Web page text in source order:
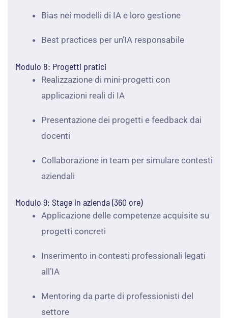
Bias nei modelli di IA e loro gestione
Best practices per un’IA responsabile
Modulo 8: Progetti pratici
Realizzazione di mini-progetti con
applicazioni reali di IA
Presentazione dei progetti e feedback dai
docenti
Collaborazione in team per simulare contesti
aziendali
Modulo 9: Stage in azienda (360 ore)
Applicazione delle competenze acquisite su
progetti concreti
Inserimento in contesti professionali legati
all’IA
Mentoring da parte di professionisti del
settore